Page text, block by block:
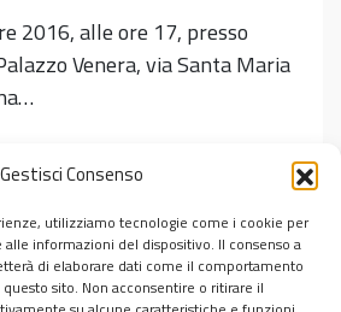
Gestisci Consenso
utilizziamo tecnologie come i cookie per
informazioni del dispositivo. Il consenso a
di elaborare dati come il comportamento
sito. Non acconsentire o ritirare il
2016, alle ore 17, presso
Venera, via Santa Maria
Tomassucci,Goldkorn, Janeczek